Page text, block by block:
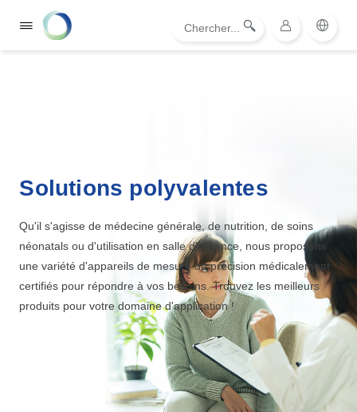
Solutions polyvalentes
Qu'il s'agisse de médecine générale, de nutrition, de soins
néonatals ou d'utilisation en salle d'urgence, nous proposons
une variété d'appareils de mesure de précision médicalement
certifiés pour répondre à vos besoins. Trouvez les meilleurs
produits pour votre domaine d'application !